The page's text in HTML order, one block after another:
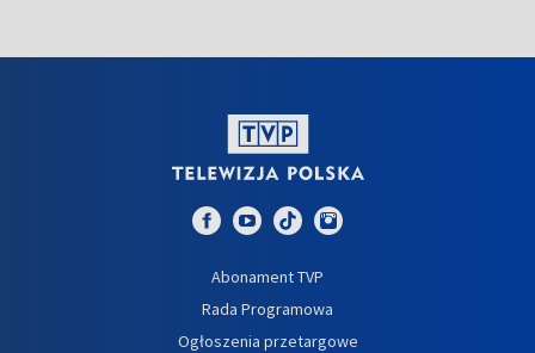
Abonament TVP
Rada Programowa
Ogłoszenia przetargowe